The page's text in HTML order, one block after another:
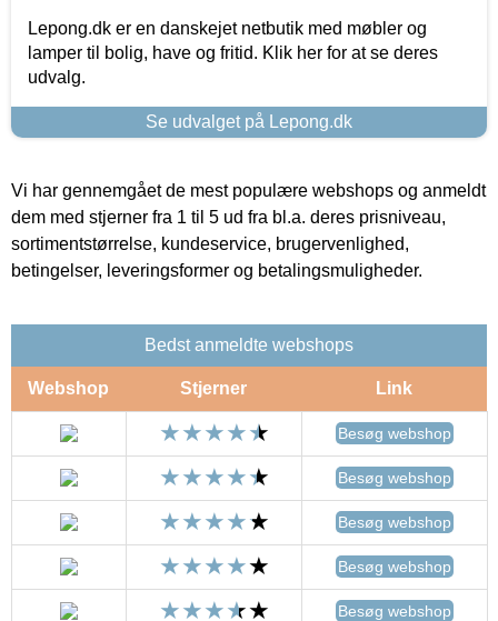
Lepong.dk er en danskejet netbutik med møbler og
lamper til bolig, have og fritid. Klik her for at se deres
udvalg.
Se udvalget på Lepong.dk
Vi har gennemgået de mest populære webshops og anmeldt
dem med stjerner fra 1 til 5 ud fra bl.a. deres prisniveau,
sortimentstørrelse, kundeservice, brugervenlighed,
betingelser, leveringsformer og betalingsmuligheder.
Bedst anmeldte webshops
Webshop Stjerner Link
Besøg webshop
Besøg webshop
Besøg webshop
Besøg webshop
Besøg webshop